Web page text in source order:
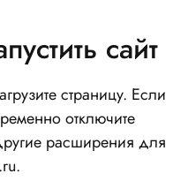
сайт
страницу. Если
отключите
расширения для